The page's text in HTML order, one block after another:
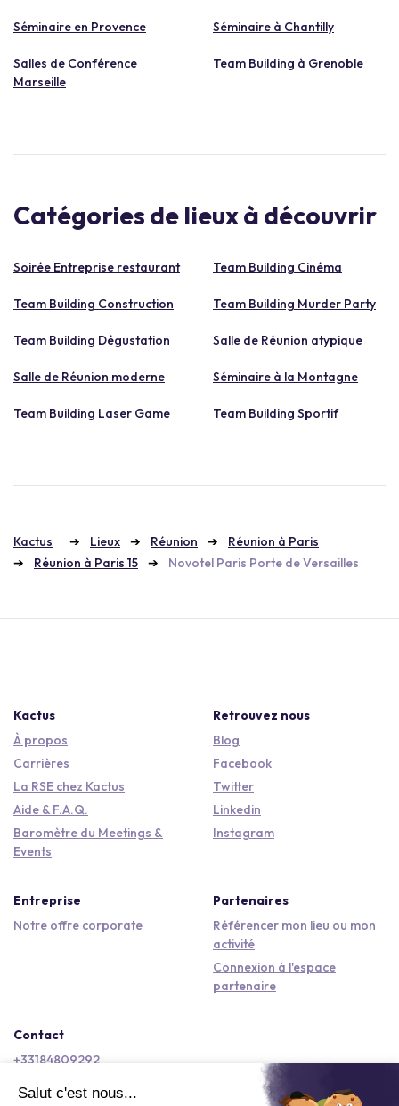
Séminaire en Provence Séminaire à Chantilly
Salles de Conférence
Marseille
Team Building à Grenoble
Catégories de lieux à découvrir
Soirée Entreprise restaurant Team Building Cinéma
Team Building Construction Team Building Murder Party
Team Building Dégustation Salle de Réunion atypique
Salle de Réunion moderne Séminaire à la Montagne
Team Building Laser Game Team Building Sportif
Kactus Lieux Réunion
Réunion à Paris
Réunion à Paris 15
Novotel Paris Porte de Versailles
Kactus
À propos
Carrières
La RSE chez Kactus
Aide & F.A.Q.
Baromètre du Meetings &
Events
Retrouvez nous
Blog
Facebook
Twitter
Linkedin
Instagram
Entreprise
Notre offre corporate
Partenaires
Référencer mon lieu ou mon
activité
Connexion à l'espace
partenaire
Contact
+33184809292